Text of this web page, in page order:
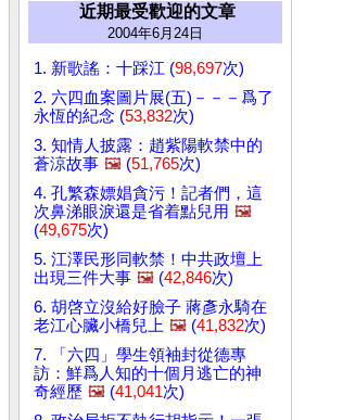
近期最受歡迎的文章
2004年6月24日
1. 新歌謠：十踩江 (98,697次)
2. 六四血案圖片展(五)－－－爲了
永恆的紀念 (53,832次)
3. 知情人披露：趙紫陽軟禁中的
蒼涼故事 🖼️ (51,765次)
4. 孔繁森嫖娼貪污！記者們，這
次鼻涕眼淚還是省着點兒用 🖼️
(49,675次)
5. 江澤民形同軟禁！中共政壇上
出現三件大事 🖼️ (42,846次)
6. 胡啓立沒給好臉子 蔣彥永騎在
老江心臟小橋兒上 🖼️ (41,832次)
7. 「六四」學生領袖封從德專
訪：鮮爲人知的十個月逃亡的神
奇經歷 🖼️ (41,041次)